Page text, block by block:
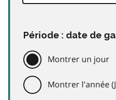
Période : date de
Montrer un jour
Montrer l'année